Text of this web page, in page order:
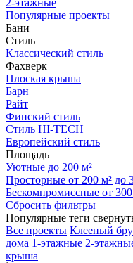
2-этажные
Популярные проекты
Бани
Стиль
Классический стиль
Фахверк
Плоская крыша
Барн
Райт
Финский стиль
Стиль HI-TECH
Европейский стиль
Площадь
Уютные до 200 м²
Просторные от 200 м² до
Бескомпромиссные от
Сбросить фильтры
Популярные теги
Все проекты Клееный
дома 1-этажные 2-
крыша